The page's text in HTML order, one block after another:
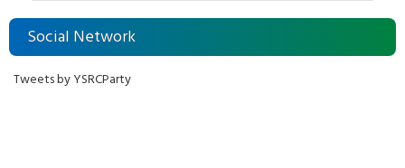
Social Network
Tweets by YSRCParty